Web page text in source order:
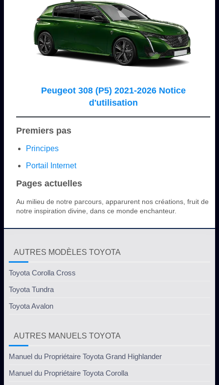
Peugeot 308 (P5) 2021-2026 Notice
d'utilisation
Premiers pas
Principes
Portail Internet
Pages actuelles
Au milieu de notre parcours, apparurent nos créations, fruit de
notre inspiration divine, dans ce monde enchanteur.
AUTRES MODÈLES TOYOTA
Toyota Corolla Cross
Toyota Tundra
Toyota Avalon
AUTRES MANUELS TOYOTA
Manuel du Propriétaire Toyota Grand Highlander
Manuel du Propriétaire Toyota Corolla